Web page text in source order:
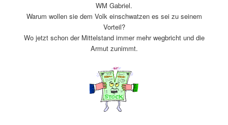
WM Gabriel.
Warum wollen sie dem Volk einschwatzen es sei zu seinem
Vorteil?
Wo jetzt schon der Mittelstand immer mehr wegbricht und die
Armut zunimmt.